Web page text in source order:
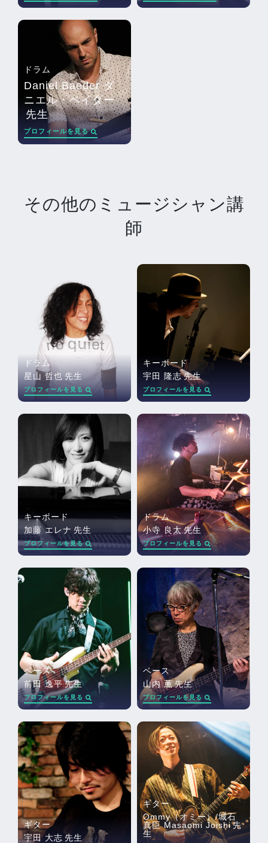
ドラム
Daniel Baeder ダ
ニエル・ベイダー
先生
プロフィールを見る
その他のミュージシャン講
師
ドラム
星山 哲也先生
プロフィールを見る
キーボード
宇田 隆志先生
プロフィールを見る
キーボード
加藤 エレナ 先生
プロフィールを見る
ドラム
小寺 良太 先生
プロフィールを見る
ベース
前田 逸平先生
プロフィールを見る
ベース
山内 薫 先生
プロフィールを見る
ギター
宇田 大志 先生
ギター
Ommy（オミー）/城石
真臣 Masaomi Joishi先
生